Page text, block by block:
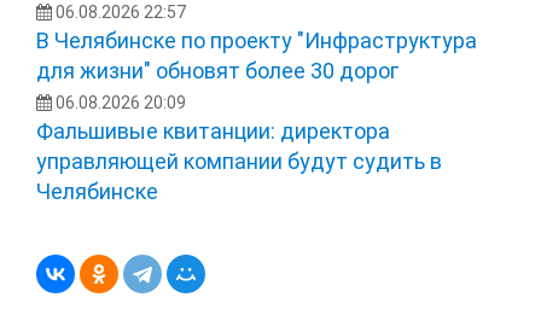
06.08.2026 22:57
В Челябинске по проекту "Инфраструктура
для жизни" обновят более 30 дорог
06.08.2026 20:09
Фальшивые квитанции: директора
управляющей компании будут судить в
Челябинске